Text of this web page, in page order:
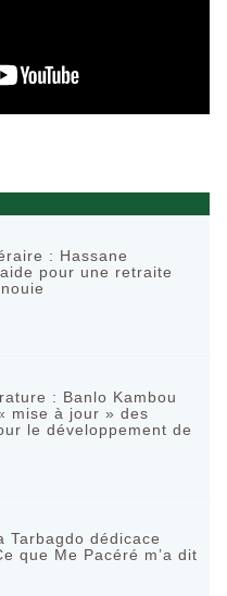
: Hassane
pour une retraite
: Banlo Kambou
mise à jour » des
le développement de
Tarbagdo dédicace
que Me Pacéré m’a dit